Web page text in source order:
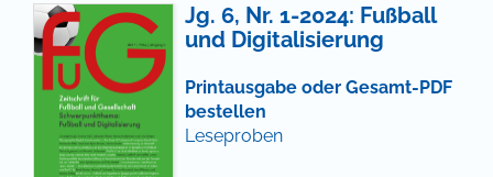
Jg. 6, Nr. 1-2024: Fußball
und Digitalisierung
Printausgabe oder Gesamt-PDF
bestellen
Leseproben